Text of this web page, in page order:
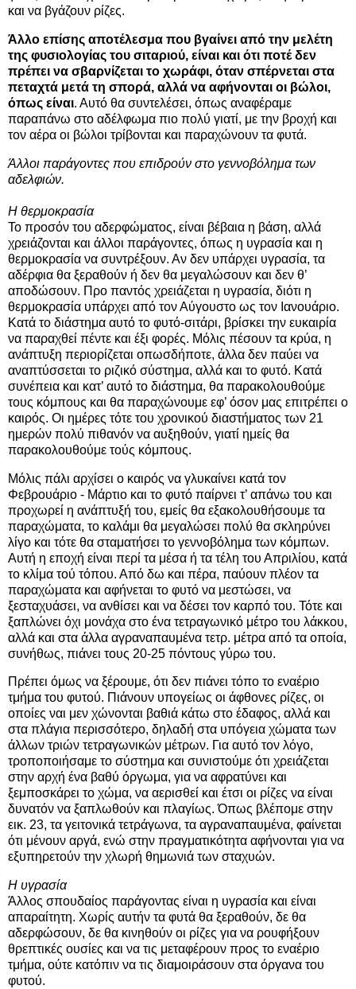
και να βγάζουν ρίζες.
Άλλο επίσης αποτέλεσμα που βγαίνει από την μελέτη
της φυσιολογίας του σιταριού, είναι και ότι ποτέ δεν
πρέπει να σβαρνίζεται το χωράφι, όταν σπέρνεται στα
πεταχτά μετά τη σπορά, αλλά να αφήνονται οι βώλοι,
όπως είναι. Αυτό θα συντελέσει, όπως αναφέραμε
παραπάνω στο αδέλφωμα πιο πολύ γιατί, με την βροχή και
τον αέρα οι βώλοι τρίβονται και παραχώνουν τα φυτά.
Άλλοι παράγοντες που επιδρούν στο γεννοβόλημα των
αδελφιών.
Η θερμοκρασία
Το προσόν του αδερφώματος, είναι βέβαια η βάση, αλλά
χρειάζονται και άλλοι παράγοντες, όπως η υγρασία και η
θερμοκρασία να συντρέξουν. Αν δεν υπάρχει υγρασία, τα
αδέρφια θα ξεραθούν ή δεν θα μεγαλώσουν και δεν θ’
αποδώσουν. Προ παντός χρειάζεται η υγρασία, διότι η
θερμοκρασία υπάρχει από τον Αύγουστο ως τον Ιανουάριο.
Κατά το διάστημα αυτό το φυτό-σιτάρι, βρίσκει την ευκαιρία
να παραχθεί πέντε και έξι φορές. Μόλις πέσουν τα κρύα, η
ανάπτυξη περιορίζεται οπωσδήποτε, άλλα δεν παύει να
αναπτύσσεται το ριζικό σύστημα, αλλά και το φυτό. Κατά
συνέπεια και κατ’ αυτό το διάστημα, θα παρακολουθούμε
τους κόμπους και θα παραχώνουμε εφ’ όσον μας επιτρέπει ο
καιρός. Οι ημέρες τότε του χρονικού διαστήματος των 21
ημερών πολύ πιθανόν να αυξηθούν, γιατί ημείς θα
παρακολουθούμε τούς κόμπους.
Μόλις πάλι αρχίσει ο καιρός να γλυκαίνει κατά τον
Φεβρουάριο - Μάρτιο και το φυτό παίρνει τ’ απάνω του και
προχωρεί η ανάπτυξή του, εμείς θα εξακολουθήσουμε τα
παραχώματα, το καλάμι θα μεγαλώσει πολύ θα σκληρύνει
λίγο και τότε θα σταματήσει το γεννοβόλημα των κόμπων.
Αυτή η εποχή είναι περί τα μέσα ή τα τέλη του Απριλίου, κατά
το κλίμα τού τόπου. Από δω και πέρα, παύουν πλέον τα
παραχώματα και αφήνεται το φυτό να μεστώσει, να
ξεσταχυάσει, να ανθίσει και να δέσει τον καρπό του. Τότε και
ξαπλώνει όχι μονάχα στο ένα τετραγωνικό μέτρο του λάκκου,
αλλά και στα άλλα αγραναπαυμένα τετρ. μέτρα από τα οποία,
συνήθως, πιάνει τους 20-25 πόντους γύρω του.
Πρέπει όμως να ξέρουμε, ότι δεν πιάνει τόπο το εναέριο
τμήμα του φυτού. Πιάνουν υπογείως οι άφθονες ρίζες, οι
οποίες ναι μεν χώνονται βαθιά κάτω στο έδαφος, αλλά και
στα πλάγια περισσότερο, δηλαδή στα υπόγεια χώματα των
άλλων τριών τετραγωνικών μέτρων. Για αυτό τον λόγο,
τροποποιήσαμε το σύστημα και συνιστούμε ότι χρειάζεται
στην αρχή ένα βαθύ όργωμα, για να αφρατύνει και
ξεμποσκάρει το χώμα, να αερισθεί και έτσι οι ρίζες να είναι
δυνατόν να ξαπλωθούν και πλαγίως. Όπως βλέπομε στην
εικ. 23, τα γειτονικά τετράγωνα, τα αγραναπαυμένα, φαίνεται
ότι μένουν αργά, ενώ στην πραγματικότητα αφήνονται για να
εξυπηρετούν την χλωρή θημωνιά των σταχυών.
Η υγρασία
Άλλος σπουδαίος παράγοντας είναι η υγρασία και είναι
απαραίτητη. Χωρίς αυτήν τα φυτά θα ξεραθούν, δε θα
αδερφώσουν, δε θα κινηθούν οι ρίζες για να ρουφήξουν
θρεπτικές ουσίες και να τις μεταφέρουν προς το εναέριο
τμήμα, ούτε κατόπιν να τις διαμοιράσουν στα όργανα του
φυτού.